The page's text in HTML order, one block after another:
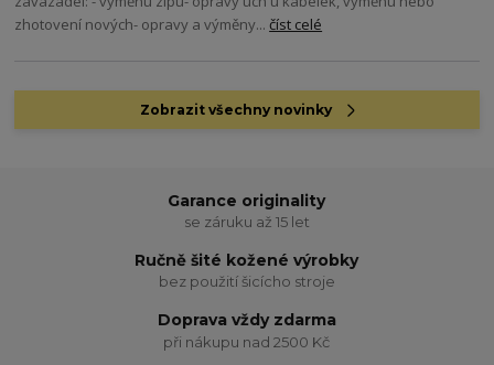
zhotovení nových- opravy a výměny...číst celé
Zobrazit všechny novinky
Garance originality
se záruku až 15 let
Ručně šité kožené výrobky
bez použití šicícho stroje
Doprava vždy zdarma
při nákupu nad 2500 Kč